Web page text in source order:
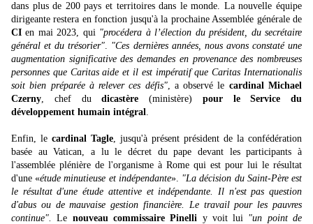
dans plus de 200 pays et territoires dans le monde. La nouvelle équipe
dirigeante restera en fonction jusqu'à la prochaine Assemblée générale de
CI en mai 2023, qui "procédera à l’élection du président, du secrétaire
général et du trésorier". "Ces dernières années, nous avons constaté une
augmentation significative des demandes en provenance des nombreuses
personnes que Caritas aide et il est impératif que Caritas Internationalis
soit bien préparée à relever ces défis", a observé le cardinal Michael
Czerny, chef dudicastère (ministère) pour le Service du
développement humain intégral.
Enfin, le cardinal Tagle, jusqu'à présent président de la confédération
basée au Vatican, a lu le décret du pape devant les participants à
l'assemblée plénière de l'organisme à Rome qui est pour lui le résultat
d'une «étude minutieuse et indépendante». "La décision du Saint-Père est
le résultat d'une étude attentive et indépendante. Il n'est pas question
d'abus ou de mauvaise gestion financière. Le travail pour les pauvres
continue". Le nouveau commissaire Pinelli y voit lui "un point de